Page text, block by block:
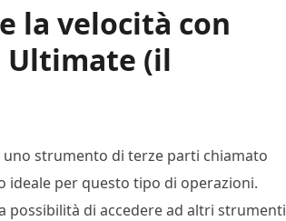
la velocità con
Ultimate (il
strumento di terze parti chiamato
per questo tipo di operazioni.
possibilità di accedere ad altri strumenti